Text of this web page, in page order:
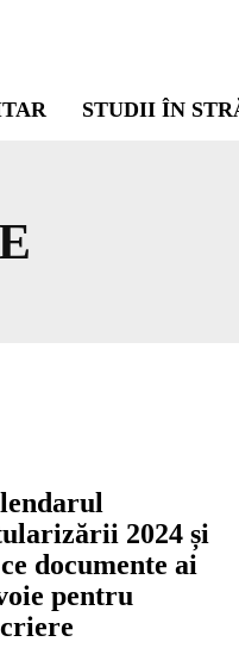
STUDII ÎN
2024 și
documente ai
pentru